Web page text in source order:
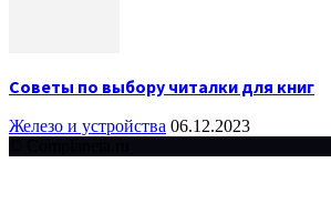
Советы по выбору читалки для книг
Железо и устройства 06.12.2023